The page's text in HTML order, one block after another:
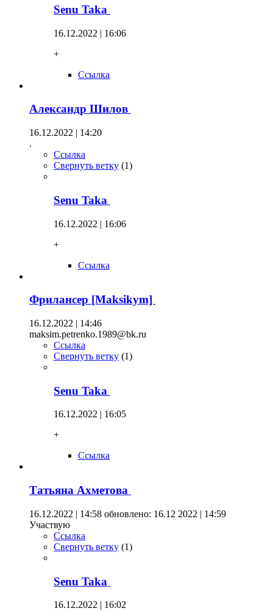
Senu Taka
16.12.2022 | 16:06
+
Ссылка
Александр Шилов
16.12.2022 | 14:20
.
Ссылка
Свернуть ветку (1)
Senu Taka
16.12.2022 | 16:06
+
Ссылка
Фрилансер [Maksikym]
16.12.2022 | 14:46
maksim.petrenko.1989@bk.ru
Ссылка
Свернуть ветку (1)
Senu Taka
16.12.2022 | 16:05
+
Ссылка
Татьяна Ахметова
16.12.2022 | 14:58 обновлено: 16.12 2022 | 14:59
Участвую
Ссылка
Свернуть ветку (1)
Senu Taka
16.12.2022 | 16:02